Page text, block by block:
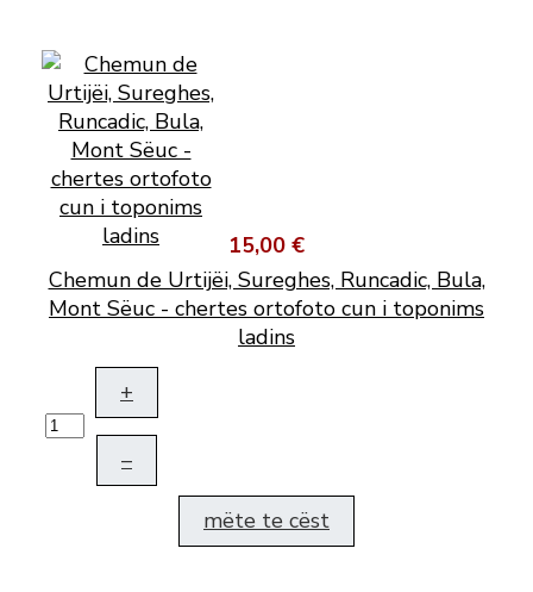
15,00 €
Chemun de Urtijëi, Sureghes, Runcadic, Bula,
Mont Sëuc - chertes ortofoto cun i toponims
ladins
+
–
mëte te cëst